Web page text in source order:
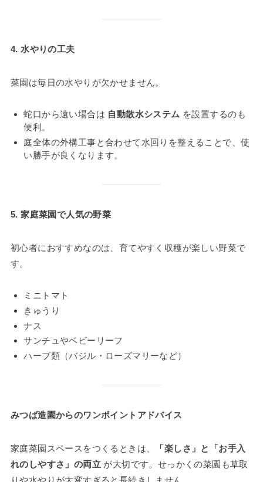
4. 水やりの工夫
菜園は毎日の水やりが欠かせません。
蛇口から遠い場合は 自動散水システム を設置するのも
便利。
庭全体の外構工事と合わせて水回りを整えることで、使
い勝手が良くなります。
5. 家庭菜園で人気の野菜
初心者におすすめなのは、育てやすく収穫が楽しい野菜で
す。
ミニトマト
きゅうり
ナス
サンチュやベビーリーフ
ハーブ類（バジル・ローズマリーなど）
みつば造園からのワンポイントアドバイス
家庭菜園スペースをつくるときは、
「楽しさ」と「お手入
れのしやすさ」の両立が大切です。せっかくの菜園も草取